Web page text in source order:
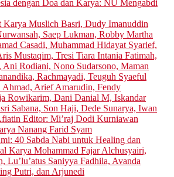
dengan Doa dan Karya: NU Mengabdi
Karya Muslich Basri, Dudy Imanuddin
Saep Lukman, Robby Martha
Casadi, Muhammad Hidayat Syarief,
Mustaqim, Tresi Tiara Intania Fatimah,
Ani Rodiani, Nono Sudarsono, Maman
Rachmayadi, Teuguh Syaeful
Ahmad, Arief Amarudin, Fendy
Rowikarim, Dani Danial M, Iskandar
Sabana, Son Haji, Dede Sunarya, Iwan
Editor: Mi’raj Dodi Kurniawan
Nanang Farid Syam
40 Sabda Nabi untuk Healing dan
Karya Mohammad Fajar Alchusyairi,
Lu’lu’atus Saniyya Fadhila, Avanda
Putri, dan Arjunedi